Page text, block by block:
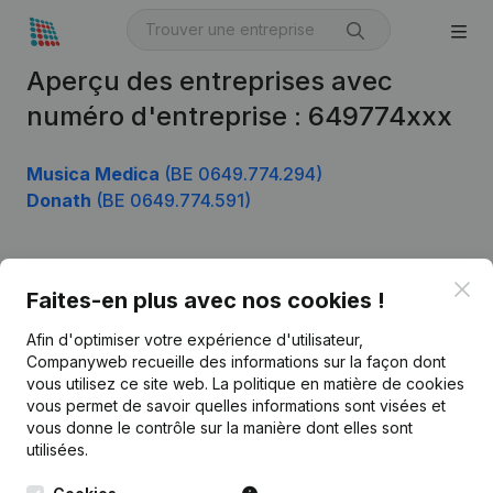
Aperçu des entreprises avec
numéro d'entreprise : 649774xxx
Musica Medica (BE 0649.774.294)
Donath (BE 0649.774.591)
Faites-en plus avec nos cookies !
Afin d'optimiser votre expérience d'utilisateur,
Companyweb recueille des informations sur la façon dont
vous utilisez ce site web. La politique en matière de cookies
vous permet de savoir quelles informations sont visées et
vous donne le contrôle sur la manière dont elles sont
utilisées.
Français
Kantorenpark Everest
248D,
Monitoring
Recherche internationale